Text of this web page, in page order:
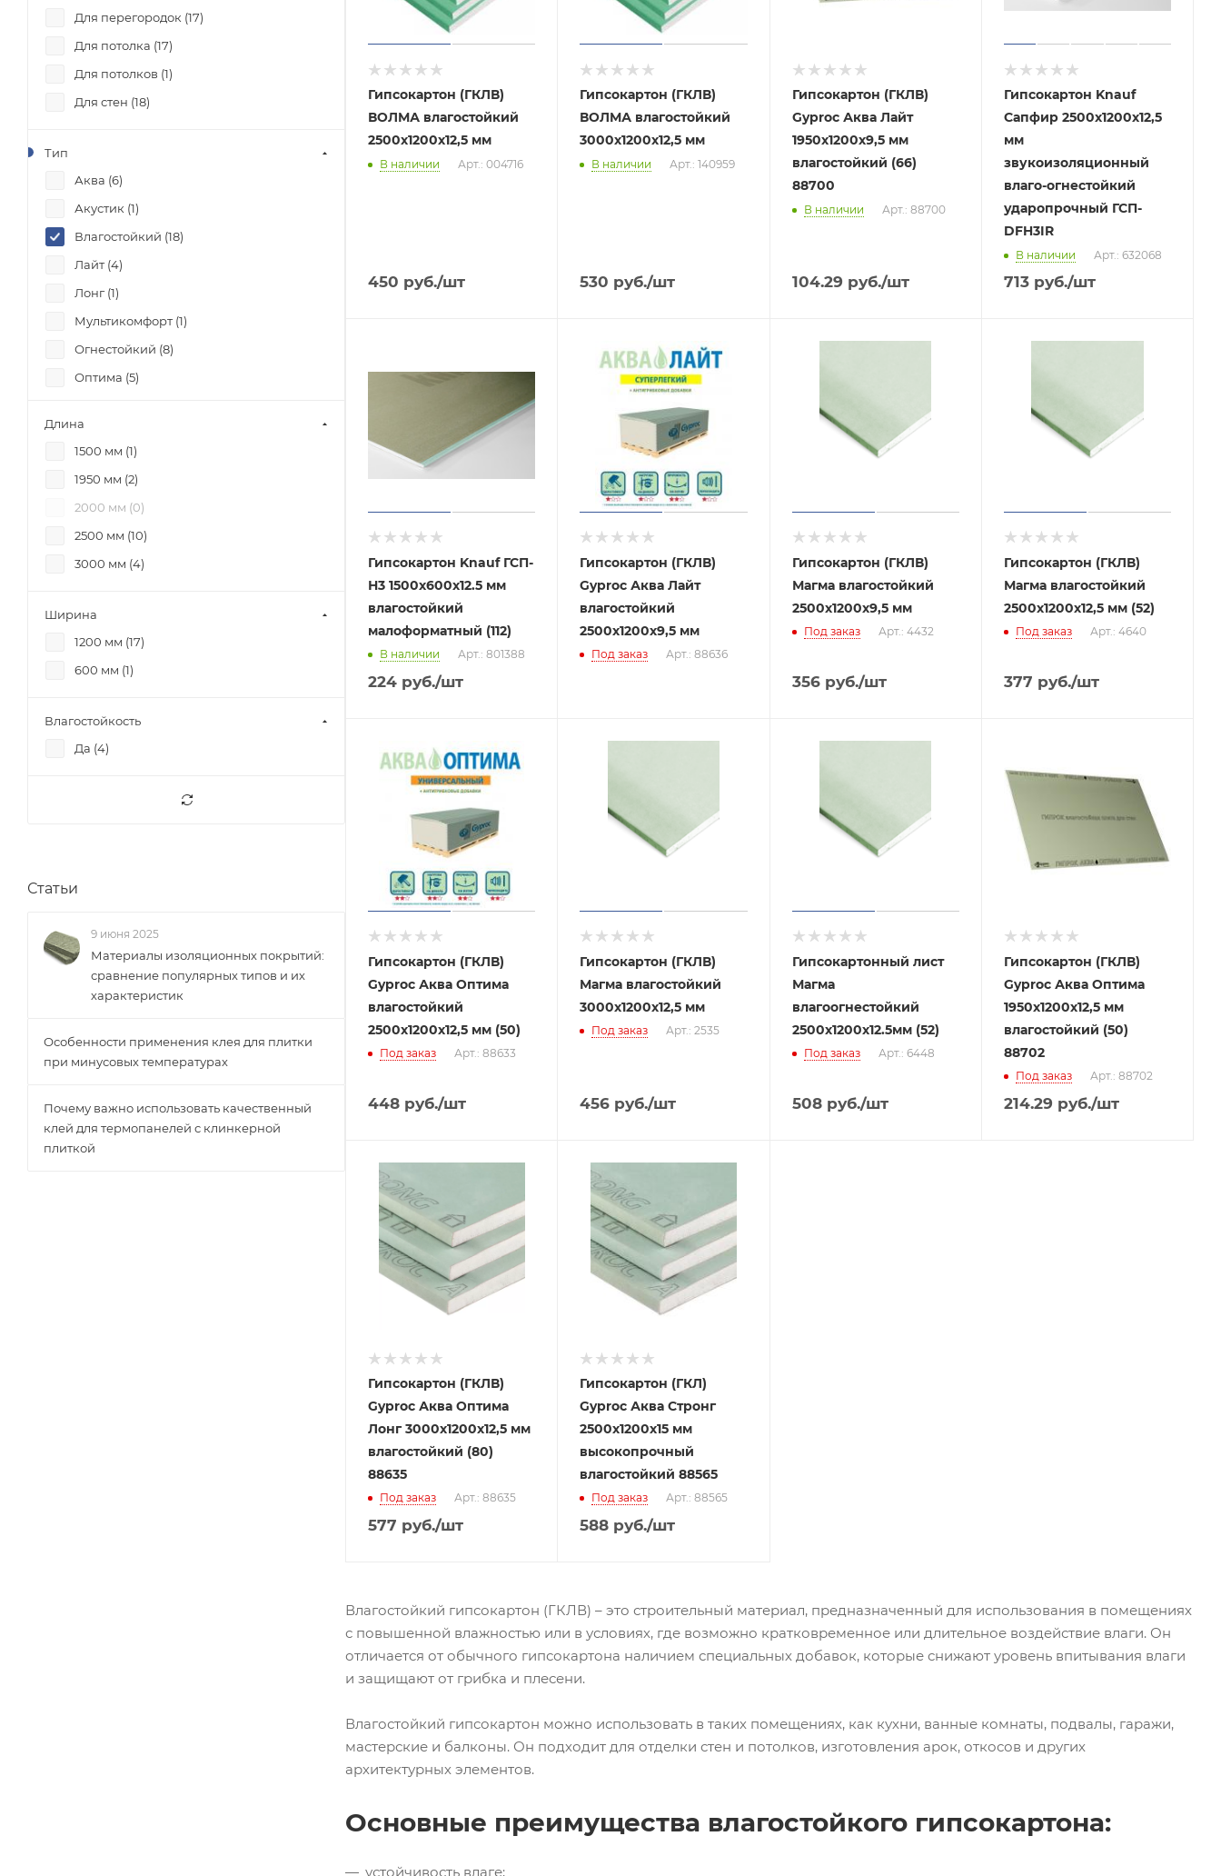
Гипсокартон (ГКЛВ)
ВОЛМА влагостойкий
2500х1200х12,5 мм
В наличии Арт.: 004716
450 руб./шт
Гипсокартон (ГКЛВ)
ВОЛМА влагостойкий
3000х1200х12,5 мм
В наличии Арт.: 140959
530 руб./шт
Гипсокартон (ГКЛВ)
Gyproc Аква Лайт
1950х1200х9,5 мм
влагостойкий (66)
88700
В наличии Арт.: 88700
104.29 руб./шт
Гипсокартон Knauf
Сапфир 2500x1200х12,5
мм
звукоизоляционный
влаго-огнестойкий
ударопрочный ГСП-
DFH3IR
В наличии Арт.: 632068
713руб./шт
Гипсокартон Knauf ГСП-
Н3 1500х600х12.5 мм
влагостойкий
малоформатный (112)
В наличии Арт.: 801388
224 руб./шт
Гипсокартон (ГКЛВ)
Gyproc Аква Лайт
влагостойкий
2500х1200х9,5 мм
Под заказ Арт.: 88636
Гипсокартон (ГКЛВ)
Магма влагостойкий
2500х1200х9,5 мм
Под заказ Арт.: 4432
356руб./шт
Гипсокартон (ГКЛВ)
Магма влагостойкий
2500х1200х12,5 мм (52)
Под заказ Арт.: 4640
377 руб./шт
Гипсокартон (ГКЛВ)
Gyproc Аква Оптима
влагостойкий
2500х1200х12,5 мм (50)
Под заказ Арт.: 88633
448 руб./шт
Гипсокартон (ГКЛВ)
Магма влагостойкий
3000х1200х12,5 мм
Под заказ Арт.: 2535
456 руб./шт
Гипсокартонный лист
Магма
влагоогнестойкий
2500х1200х12.5мм (52)
Под заказ Арт.: 6448
508руб./шт
Гипсокартон (ГКЛВ)
Gyproc Аква Оптима
1950х1200х12,5 мм
влагостойкий (50)
88702
Под заказ Арт.: 88702
214.29 руб./шт
Гипсокартон (ГКЛВ)
Gyproc Аква Оптима
Лонг 3000х1200х12,5 мм
влагостойкий (80)
88635
Под заказ Арт.: 88635
577 руб./шт
Гипсокартон (ГКЛ)
Gyproc Аква Стронг
2500х1200х15 мм
высокопрочный
влагостойкий 88565
Под заказ Арт.: 88565
588 руб./шт
Влагостойкий гипсокартон (ГКЛВ) – это строительный материал, предназначенный для использования в помещениях
с повышенной влажностью или в условиях, где возможно кратковременное или длительное воздействие влаги. Он
отличается от обычного гипсокартона наличием специальных добавок, которые снижают уровень впитывания влаги
и защищают от грибка и плесени.
Влагостойкий гипсокартон можно использовать в таких помещениях, как кухни, ванные комнаты, подвалы, гаражи,
мастерские и балконы. Он подходит для отделки стен и потолков, изготовления арок, откосов и других
архитектурных элементов.
Основные преимущества влагостойкого гипсокартона:
устойчивость влаге;
Для перегородок (17)
Для потолка (17)
Для потолков (1)
Для стен (18)
Тип
Аква (6)
Акустик (1)
Влагостойкий (18)
Лайт (4)
Лонг (1)
Мультикомфорт (1)
Огнестойкий (8)
Оптима (5)
Длина
1500 мм (1)
1950 мм (2)
2000 мм (0)
2500 мм (10)
3000 мм (4)
Ширина
1200 мм (17)
600 мм (1)
Влагостойкость
Да (4)
Статьи
9 июня 2025
Материалы изоляционных покрытий:
сравнение популярных типов и их
характеристик
Особенности применения клея для плитки
при минусовых температурах
Почему важно использовать качественный
клей для термопанелей с клинкерной
плиткой